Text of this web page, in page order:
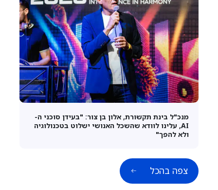
מנכ"ל בינת תקשורת, אלון בן צור: "בעידן סוכני ה-
AI, עלינו לוודא שהשכל האנושי ישלוט בטכנולוגיה
ולא להפך"
צפה בהכל